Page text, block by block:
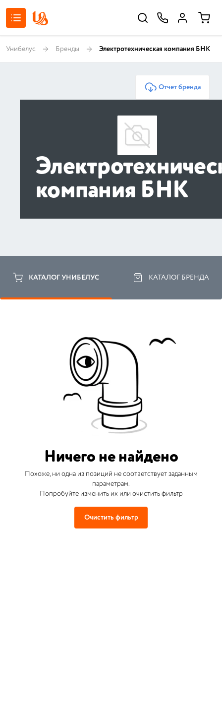
Унибелус Бренды Электротехническая компания БНК
Отчет бренда
компания БНК
КАТАЛОГ УНИБЕЛУС КАТАЛОГ БРЕНДА
Ничего не найдено
Похоже, ни одна из позиций не соответствует заданным
параметрам.
Попробуйте изменить их или очистить фильтр
Очистить фильтр